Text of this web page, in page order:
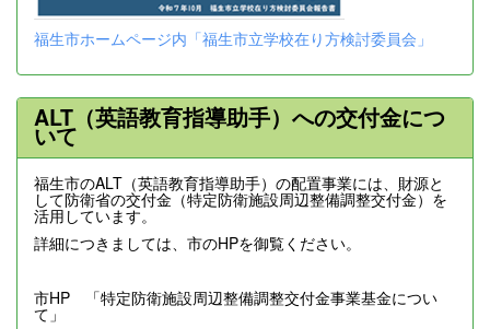
福生市ホームページ内「福生市立学校在り方検討委員会」
ALT（英語教育指導助手）への交付金につ
いて
福生市のALT（英語教育指導助手）の配置事業には、財源と
して防衛省の交付金（特定防衛施設周辺整備調整交付金）を
活用しています。
詳細につきましては、市のHPを御覧ください。
市HP 「特定防衛施設周辺整備調整交付金事業基金につい
て」